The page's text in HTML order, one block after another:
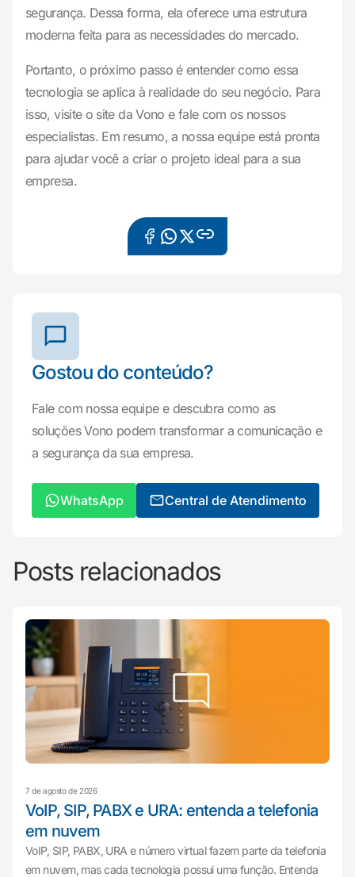
segurança. Dessa forma, ela oferece uma estrutura
moderna feita para as necessidades do mercado.
Portanto, o próximo passo é entender como essa
tecnologia se aplica à realidade do seu negócio. Para
isso, visite o site da Vono e fale com os nossos
especialistas. Em resumo, a nossa equipe está pronta
para ajudar você a criar o projeto ideal para a sua
empresa.
Gostou do conteúdo?
Fale com nossa equipe e descubra como as
soluções Vono podem transformar a comunicação e
a segurança da sua empresa.
WhatsApp Central de Atendimento
Posts relacionados
7 de agosto de 2026
VoIP, SIP, PABX e URA: entenda a telefonia
em nuvem
VoIP, SIP, PABX, URA e número virtual fazem parte da telefonia
em nuvem, mas cada tecnologia possui uma função. Entenda